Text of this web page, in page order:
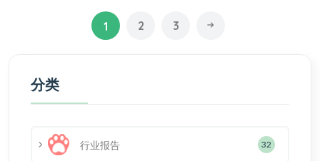
1 2 3
分类
行业报告 32